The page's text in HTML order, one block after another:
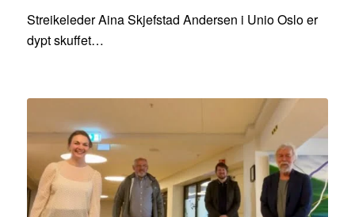
Streikeleder Aina Skjefstad Andersen i Unio Oslo er
dypt skuffet…